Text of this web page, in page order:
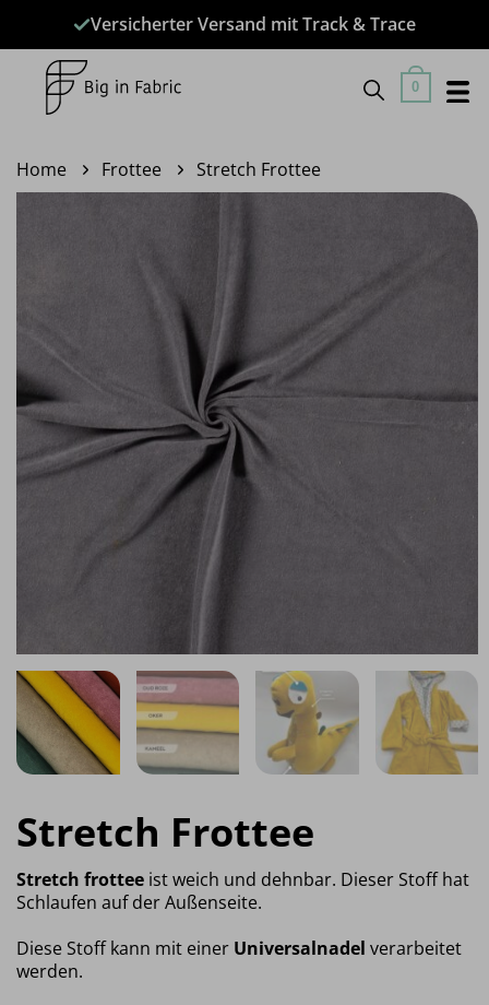
springen
Versicherter Versand mit Track & Trace
0
Home Frottee Stretch Frottee
Stretch Frottee
Stretch frottee ist weich und dehnbar. Dieser Stoff hat
Schlaufen auf der Außenseite.
Diese Stoff kann mit einer Universalnadel verarbeitet
werden.